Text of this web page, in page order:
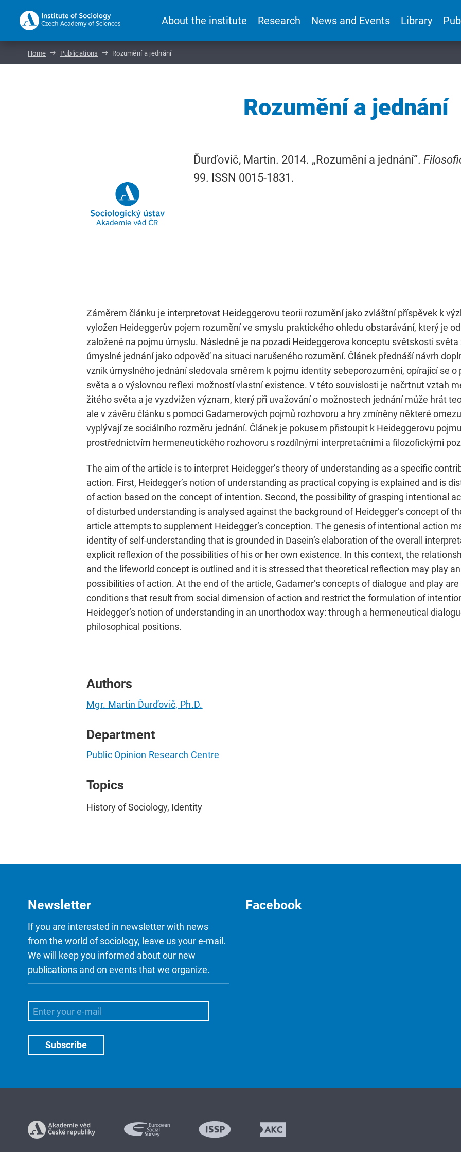
About the institute Research News and Events Library
Home Publications Rozumění a jednání
Rozumění a jednání
Ďurďovič, Martin. 2014. „Rozumění a jednání“.
99. ISSN 0015-1831.
Záměrem článku je interpretovat Heideggerovu teorii rozumění jako zvláštní příspěvek k
vyložen Heideggerův pojem rozumění ve smyslu praktického ohledu obstarávání, který je
založené na pojmu úmyslu. Následně je na pozadí Heideggerova konceptu světskosti
úmyslné jednání jako odpověď na situaci narušeného rozumění. Článek přednáší návrh
vznik úmyslného jednání sledovala směrem k pojmu identity sebeporozumění, opírající se
světa a o výslovnou reflexi možností vlastní existence. V této souvislosti je načrtnut vztah
žitého světa a je vyzdvižen význam, který při uvažování o možnostech jednání může hrát
ale v závěru článku s pomocí Gadamerových pojmů rozhovoru a hry zmíněny některé
vyplývají ze sociálního rozměru jednání. Článek je pokusem přistoupit k Heideggerovu
prostřednictvím hermeneutického rozhovoru s rozdílnými interpretačními a filozofickými
The aim of the article is to interpret Heidegger’s theory of understanding as a specific
action. First, Heidegger’s notion of understanding as practical copying is explained and is
of action based on the concept of intention. Second, the possibility of grasping intentional
of disturbed understanding is analysed against the background of Heidegger’s concept of
article attempts to supplement Heidegger’s conception. The genesis of intentional action
identity of self-understanding that is grounded in Dasein’s elaboration of the overall
explicit reflexion of the possibilities of his or her own existence. In this context, the
and the lifeworld concept is outlined and it is stressed that theoretical reflection may play
possibilities of action. At the end of the article, Gadamer’s concepts of dialogue and play
conditions that result from social dimension of action and restrict the formulation of
Heidegger’s notion of understanding in an unorthodox way: through a hermeneutical
philosophical positions.
Authors
Mgr. Martin Ďurďovič, Ph.D.
Department
Public Opinion Research Centre
Topics
History of Sociology, Identity
Newsletter
If you are interested in newsletter with news
from the world of sociology, leave us your e-mail.
We will keep you informed about our new
publications and on events that we organize.
Facebook